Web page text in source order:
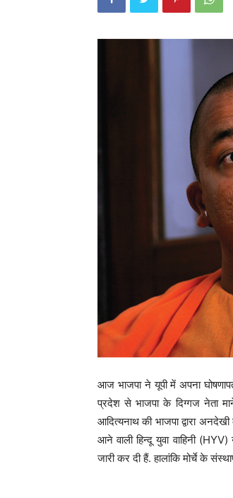
आज भाजपा ने यूपी में अपना
प्रदेश से भाजपा के दिग्गज नेता
आदित्यनाथ की भाजपा द्वारा
आने वाली हिन्दू युवा वाहिनी
जारी कर दी हैं. हालांकि मोर्चे के